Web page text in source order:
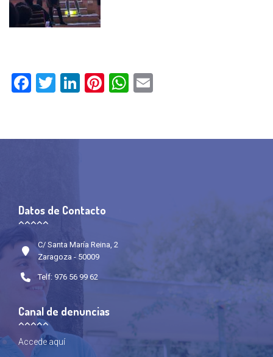
Facebook
Twitter
LinkedIn
Pinterest
WhatsApp
Datos de Contacto
C/ Santa María Reina, 2
Zaragoza - 50009
Telf: 976 56 99 62
Canal de denuncias
Accede aquí